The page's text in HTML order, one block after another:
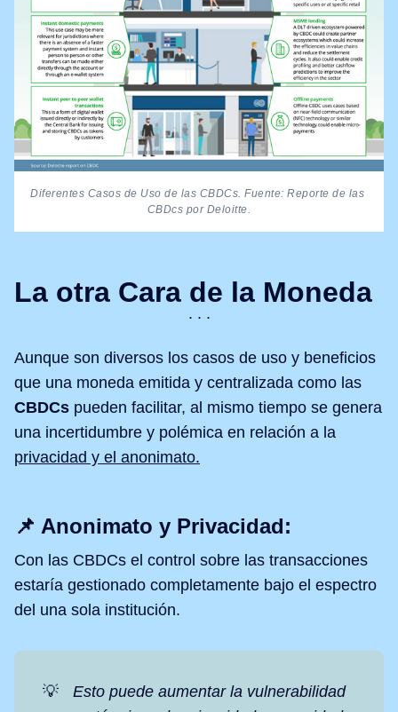
Diferentes Casos de Uso de las CBDCs. Fuente: Reporte de las
CBDcs por Deloitte.
La otra Cara de la Moneda
Aunque son diversos los casos de uso y beneficios
que una moneda emitida y centralizada como las
CBDCs pueden facilitar, al mismo tiempo se genera
una incertidumbre y polémica en relación a la
privacidad y el anonimato.
📌 Anonimato y Privacidad:
Con las CBDCs el control sobre las transacciones
estaría gestionado completamente bajo el espectro
del una sola institución.
💡
Esto puede aumentar la vulnerabilidad